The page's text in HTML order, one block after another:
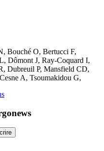
Bouché O, Bertucci F,
Dômont J, Ray-Coquard I,
Dubreuil P, Mansfield CD,
A, Tsoumakidou G,